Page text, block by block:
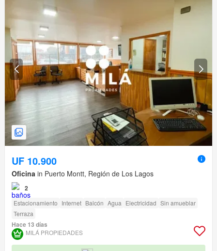
UF 10.900
Oficina in Puerto Montt, Región de Los Lagos
2
Estacionamiento Internet Balcón Agua Electricidad Sin amueblar
Terraza
Hace 13 días
MILÁ PROPIEDADES